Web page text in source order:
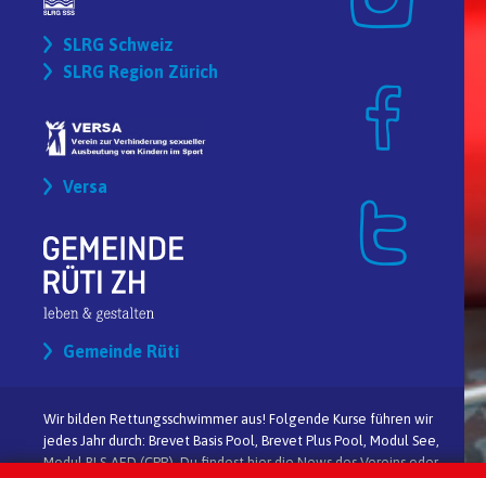
SLRG Schweiz
SLRG Region Zürich
Versa
Gemeinde Rüti
Wir bilden Rettungsschwimmer aus! Folgende Kurse führen wir
jedes Jahr durch: Brevet Basis Pool, Brevet Plus Pool, Modul See,
Modul BLS-AED (CPR). Du findest hier die News des Vereins oder